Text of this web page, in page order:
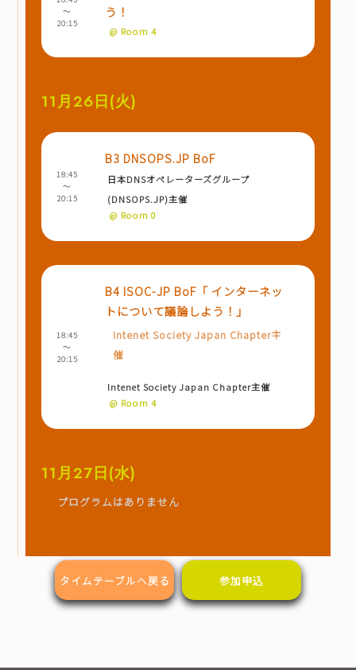
～
20:15
う！
@ Room 4
11月26日(火)
18:45
～
20:15
B3 DNSOPS.JP BoF
日本DNSオペレーターズグループ
(DNSOPS.JP)主催
@ Room 0
18:45
～
20:15
B4 ISOC-JP BoF「 インターネッ
トについて議論しよう！」
Intenet Society Japan Chapter主
催
Intenet Society Japan Chapter主催
@ Room 4
11月27日(水)
プログラムはありません
タイムテーブルへ戻る 参加申込